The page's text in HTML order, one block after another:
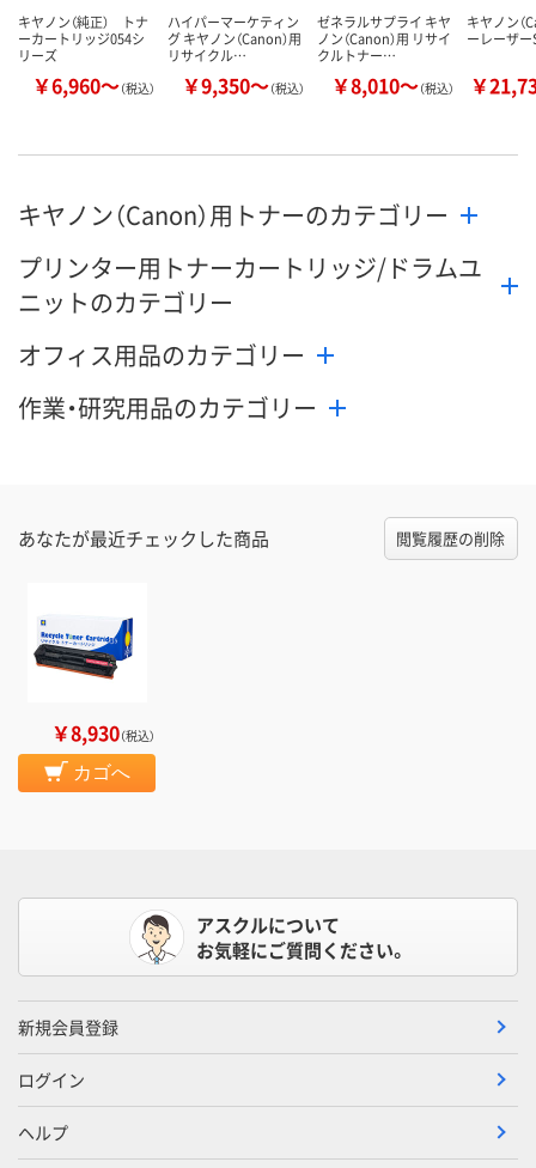
キヤノン（純正） トナ
ーカートリッジ054シ
リーズ
￥6,960～（税込）
ハイパーマーケティン
グ キヤノン（Canon）用
リサイクル…
￥9,350～（税込）
ゼネラルサプライ キヤ
ノン（Canon）用 リサイ
クルトナー…
￥8,010～（税込）
キヤノン（
ーレーザ
￥
キヤノン（Canon）用トナーのカテゴリー
プリンター用トナーカートリッジ/ドラムユ
ニットのカテゴリー
オフィス用品のカテゴリー
作業・研究用品のカテゴリー
あなたが最近チェックした商品 閲覧履歴の削除
￥8,930（税込）
カゴへ
アスクルについて
お気軽にご質問ください。
新規会員登録
ログイン
ヘルプ